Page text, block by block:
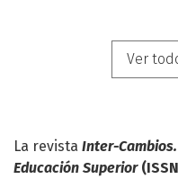
Ver
La revista Inter-
Educación Superior(ISSN